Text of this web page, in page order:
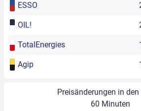
ESSO
OIL!
TotalEnergies 1
Agip 1
Preisänderungen in
60 Minuten